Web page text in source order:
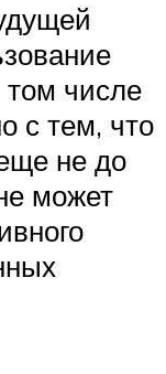
числе
с тем, что
не до
может